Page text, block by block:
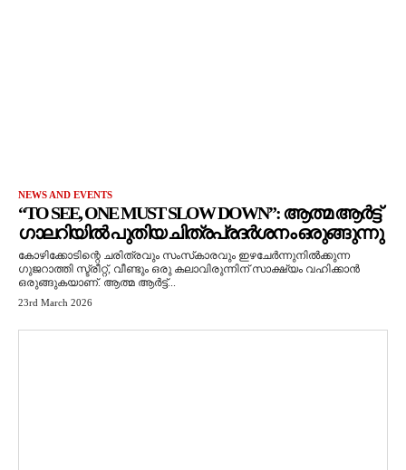
NEWS AND EVENTS
“TO SEE, ONE MUST SLOW DOWN”: ആത്മ ആർട്ട്
ഗാലറിയിൽ പുതിയ ചിത്രപ്രദർശനം ഒരുങ്ങുന്നു
കോഴിക്കോടിന്റെ ചരിത്രവും സംസ്‌കാരവും ഇഴചേർന്നുനിൽക്കുന്ന
ഗുജറാത്തി സ്ട്രീറ്റ്, വീണ്ടും ഒരു കലാവിരുന്നിന് സാക്ഷ്യം വഹിക്കാൻ
ഒരുങ്ങുകയാണ്. ആത്മ ആർട്ട്...
23rd March 2026